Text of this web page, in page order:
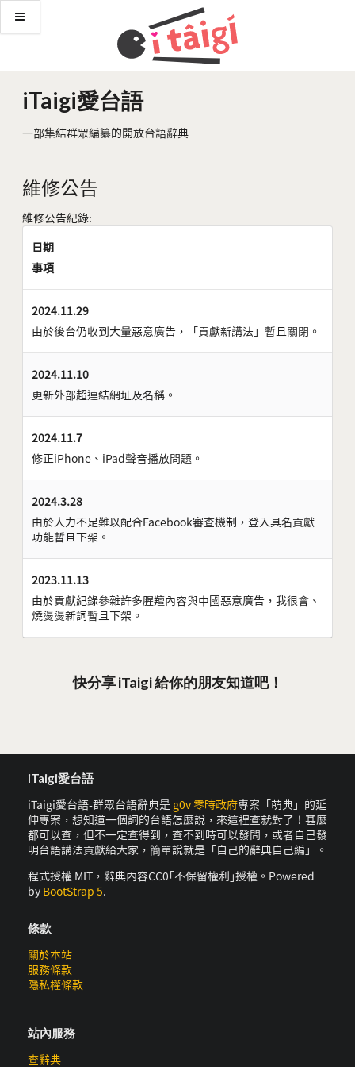
iTaigi愛台語
一部集結群眾編纂的開放台語辭典
維修公告
維修公告紀錄:
日期
事項
2024.11.29
由於後台仍收到大量惡意廣告，「貢獻新講法」暫且關閉。
2024.11.10
更新外部超連結網址及名稱。
2024.11.7
修正iPhone、iPad聲音播放問題。
2024.3.28
由於人力不足難以配合Facebook審查機制，登入具名貢獻
功能暫且下架。
2023.11.13
由於貢獻紀錄參雜許多腥羶內容與中國惡意廣告，我很會、
燒燙燙新詞暫且下架。
快分享 iTaigi 給你的朋友知道吧！
iTaigi愛台語
iTaigi愛台語-群眾台語辭典是 g0v 零時政府專案「萌典」的延
伸專案，想知道一個詞的台語怎麼說，來這裡查就對了！甚麼
都可以查，但不一定查得到，查不到時可以發問，或者自己發
明台語講法貢獻給大家，簡單說就是「自己的辭典自己編」。
程式授權 MIT，辭典內容CC0｢不保留權利｣授權。Powered
by BootStrap 5.
條款
關於本站
服務條款
隱私權條款
站內服務
查辭典